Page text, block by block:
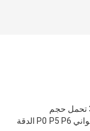
مدبب 32009 32015 تحمل حجم